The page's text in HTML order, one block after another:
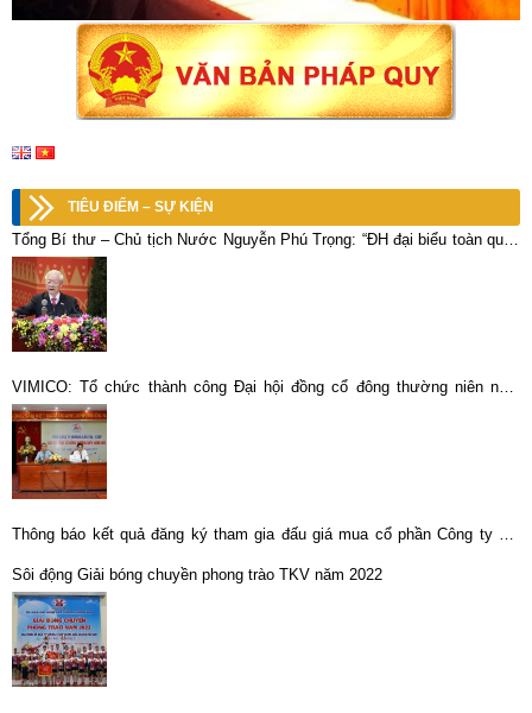
TIÊU ĐIỂM – SỰ KIỆN
Tổng Bí thư – Chủ tịch Nước Nguyễn Phú Trọng: “ĐH đại biểu toàn quốc
lần thứ XIII của Đảng ta đã thành công rất tốt đẹp”
VIMICO: Tổ chức thành công Đại hội đồng cổ đông thường niên năm
2021
Thông báo kết quả đăng ký tham gia đấu giá mua cổ phần Công ty CP
Sôi động Giải bóng chuyền phong trào TKV năm 2022